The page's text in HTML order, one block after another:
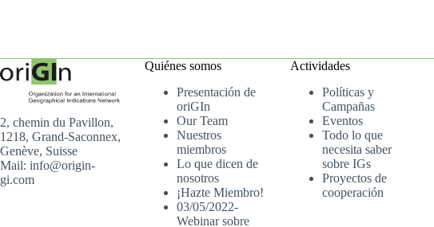
2, chemin du Pavillon,
1218, Grand-Saconnex,
Genève, Suisse
Mail: info@origin-
gi.com
Quiénes somos
Presentación de
oriGIn
Our Team
Nuestros
miembros
Lo que dicen de
nosotros
¡Hazte Miembro!
03/05/2022-
Webinar sobre
Actividades
Políticas y
Campañas
Eventos
Todo lo que
necesita saber
sobre IGs
Proyectos de
cooperación